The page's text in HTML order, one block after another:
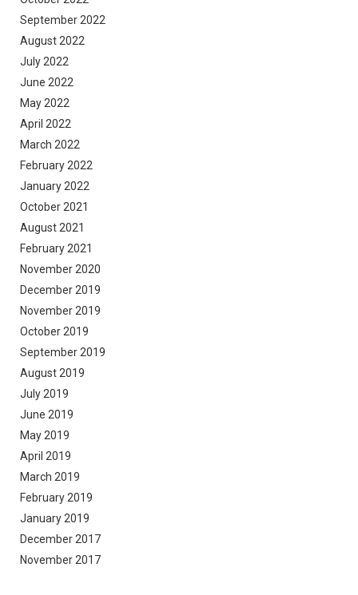
September 2022
August 2022
July 2022
June 2022
May 2022
April 2022
March 2022
February 2022
January 2022
October 2021
August 2021
February 2021
November 2020
December 2019
November 2019
October 2019
September 2019
August 2019
July 2019
June 2019
May 2019
April 2019
March 2019
February 2019
January 2019
December 2017
November 2017